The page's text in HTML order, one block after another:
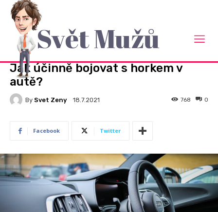
Svět Mužů
Domů Auto Moto
AUTO MOTO
Jak účinně bojovat s horkem v
autě?
By Svet Zeny 18.7.2021 0
768
Facebook Twitter